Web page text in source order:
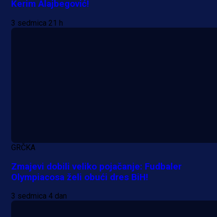
specijale i iskoristi jedinstvenu
ponudu
1 dan 54 min
Kerim Alajbegović!
3 sedmica 21 h
GRČKA
Zmajevi dobili veliko pojačanje: Fudbaler
Olympiacosa želi obući dres BiH!
3 sedmica 4 dan